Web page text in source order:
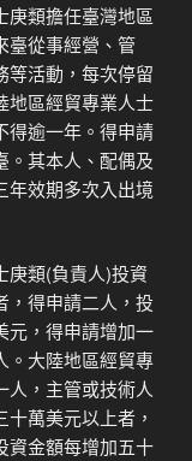
庚類擔任臺灣地區
臺從事經營、管
等活動，每次停留
地區經貿專業人士
得逾一年 。得申請
。其本人、配偶及
年效期多次入出境
庚類(負責人)投資
，得申請二人，投
元，得申請增加一
大陸地區經貿專
人，主管或技術人
萬美元以上者，
資金額每增加五十